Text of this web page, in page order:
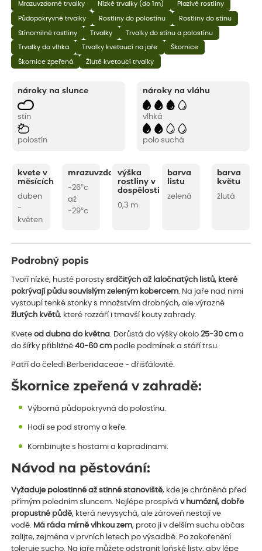
Mrazuvzdorné trvalky Nízké trvalky (do 1m) Plazivé rostliny
Půdopokryvné trvalky Rostliny do polostínu Rostliny do stínu
Stínomilné rostliny Trvalky Trvalky do stínu a polostínu
Trvalky do vlhka Trvalky kvetoucí na jaře Škornice
Škornice zpeřená Žlutě kvetoucí trvalky
nároky na slunce
stín
polostín
nároky na vláhu
vlhká
polo suchá
kvete v
měsících
duben
-
květen
mrazuvzdornost
-26°c
až
-29°c
výška
rostliny v
dospělosti
0,3 m
barva
listu
zelená
barva
květu
žlutá
Podrobný popis
Tvoří nízké, husté porostysrdčitých až laločnatých listů, které
pokrývají půdu souvislým zeleným kobercem. Na jaře nad nimi
vystoupí tenké stonky s množstvím drobných, ale výrazně
žlutých květů, které rozzáří i tmavší kouty zahrady.
Kveteod dubna do května . Dorůstá do výšky okolo25-30 cm a
do šířky přibližně40-60 cm podle podmínek a stáří trsu.
Patří do čeledi Berberidaceae - dřišťálovité.
Škornice zpeřená v zahradě:
Výborná půdopokryvná do polostínu.
Hodí se pod stromy a keře.
Kombinujte s hostami a kapradinami.
Návod na pěstování:
Vyžaduje polostinné až stinné stanoviště, kde je chráněná před
přímým poledním sluncem. Nejlépe prospíváv humózní, dobře
propustné půdě, která nevysychá, ale zároveň nestojí ve
vodě. Má ráda mírně vlhkou zem, proto ji v delším suchu občas
zalijte, zejména v prvních letech po výsadbě. Po zakořenění
toleruje sucho. Na jaře můžete odstranit loňské listy, aby lépe